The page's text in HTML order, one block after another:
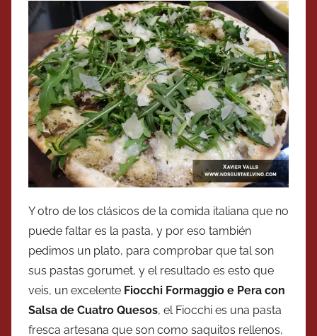
Y otro de los clásicos de la comida italiana que no
puede faltar es la pasta, y por eso también
pedimos un plato, para comprobar que tal son
sus pastas gorumet, y el resultado es esto que
veis, un excelente Fiocchi Formaggio e Pera con
Salsa de Cuatro Quesos, el Fiocchi es una pasta
fresca artesana que son como saquitos rellenos,